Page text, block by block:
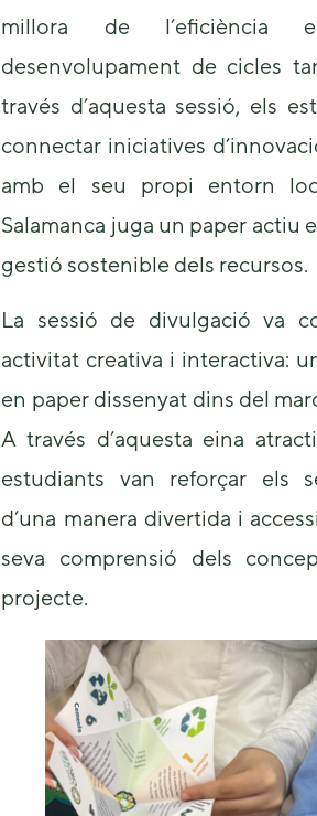
millora de l’eficiència
desenvolupament de cicles
través d’aquesta sessió, els
connectar iniciatives
amb el seu propi entorn
Salamanca juga un paper actiu
gestió sostenible dels recursos.
La sessió de divulgació va
activitat creativa i interactiva:
en paper dissenyat dins del
A través d’aquesta eina
estudiants van reforçar els
d’una manera divertida i
seva comprensió dels
projecte.